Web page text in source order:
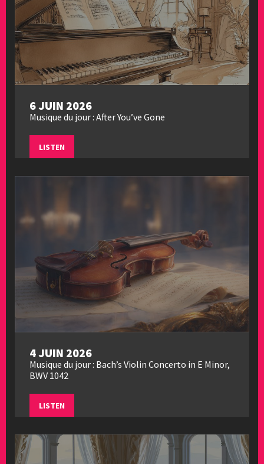
6 JUIN 2026
Musique du jour : After You’ve Gone
LISTEN
4 JUIN 2026
Musique du jour : Bach’s Violin Concerto in E Minor,
BWV 1042
LISTEN